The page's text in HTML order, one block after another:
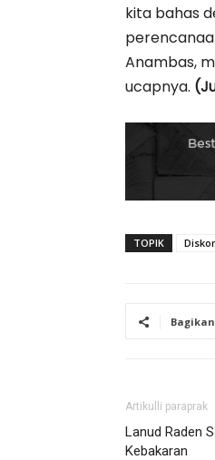
kita bahas
Anambas,
ucapnya.
TOPIK
Bagikan
Artikulli paraprak
Lanud Raden
Kebakaran